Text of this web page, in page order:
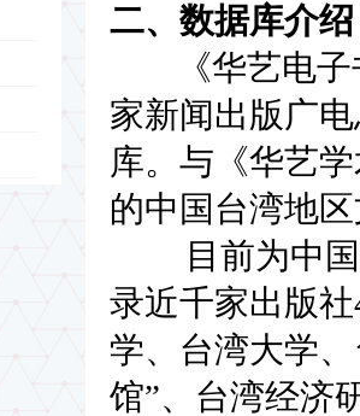
二、数据库介绍
《华艺电子
家新闻出版广
库。与《华艺
的中国台湾地
目前为中国
录近千家出版
学、台湾大学
馆”、台湾经济